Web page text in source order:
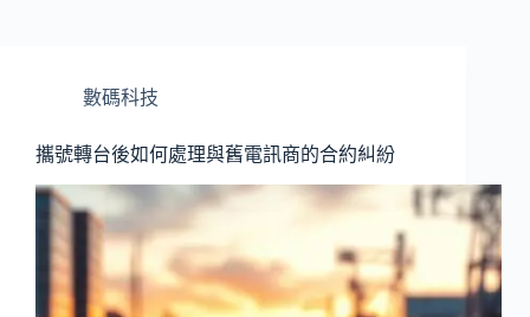
數碼科技
攜號轉台後如何處理與舊電訊商的合約糾紛